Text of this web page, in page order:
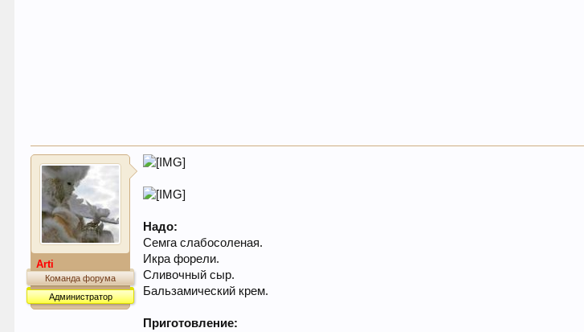
Arti
Команда форума
Администратор
Надо:
Семга слабосоленая.
Икра форели.
Сливочный сыр.
Бальзамический крем.
Приготовление: